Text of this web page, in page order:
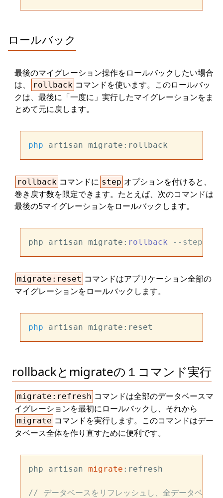
ロールバック
最後のマイグレーション操作をロールバックしたい場合
は、
rollback コマンドを使います。このロールバッ
クは、最後に「一度に」実行したマイグレーションをま
とめて元に戻します。
php
rollback コマンドに step オプションを付けると、
巻き戻す数を限定できます。たとえば、次のコマンドは
最後の5マイグレーションをロールバックします。
php artisan migrate: rollback --step=5
migrate:reset コマンドはアプリケーション全部の
マイグレーションをロールバックします。
php
rollbackとmigrateの１コマンド実行
migrate:refresh コマンドは全部のデータベースマ
イグレーションを最初にロールバックし、それから
migrate コマンドを実行します。このコマンドはデー
タベース全体を作り直すために便利です。
php artisan migrate :refresh
// データベースをリフレッシュし、全データベース